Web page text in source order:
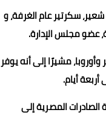
سكرتير عام الغرفة، و
عضو مجلس الإدارة.
مشيرًا إلى أنه يوفر
أيام.
المصرية إلى